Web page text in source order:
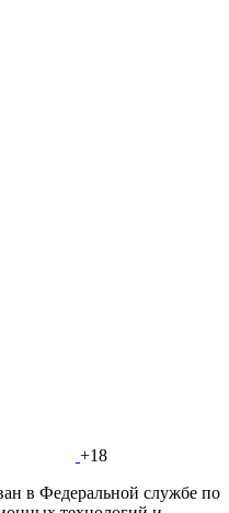
+18
в Федеральной службе по